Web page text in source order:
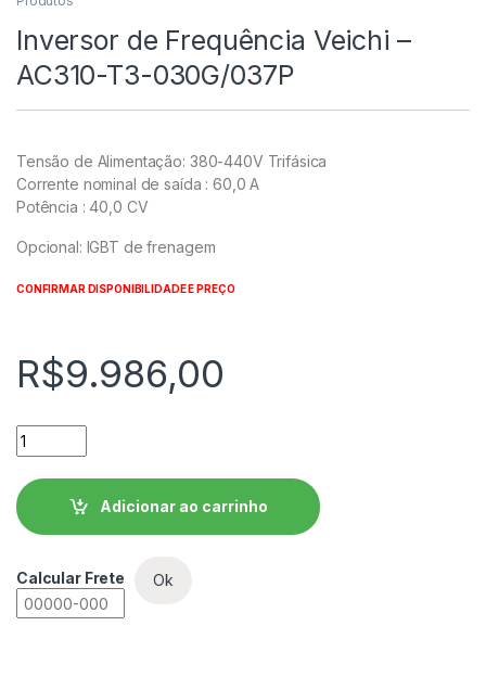
Inversor de Frequência Veichi –
AC310-T3-030G/037P
Tensão de Alimentação: 380-440V Trifásica
Corrente nominal de saída : 60,0 A
Potência : 40,0 CV
Opcional: IGBT de frenagem
CONFIRMAR DISPONIBILIDADE E PREÇO
R$9.986,00
Inversor de Frequência Veichi - AC310-T3-030G/037P
Adicionar ao carrinho
Calcular Frete Ok